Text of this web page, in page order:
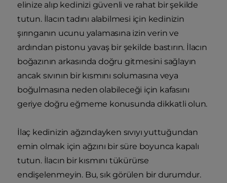
elinize alıp kedinizi güvenli ve rahat bir şekilde
tutun. İlacın tadını alabilmesi için kedinizin
şırınganın ucunu yalamasına izin verin ve
ardından pistonu yavaş bir şekilde bastırın. İlacın
boğazının arkasında doğru gitmesini sağlayın
ancak sıvının bir kısmını solumasına veya
boğulmasına neden olabileceği için kafasını
geriye doğru eğmeme konusunda dikkatli olun.
İlaç kedinizin ağzındayken sıvıyı yuttuğundan
emin olmak için ağzını bir süre boyunca kapalı
tutun. İlacın bir kısmını tükürürse
endişelenmeyin. Bu, sık görülen bir durumdur.